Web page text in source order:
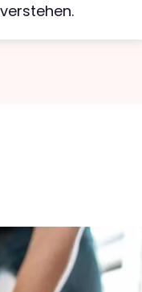
verstehen.